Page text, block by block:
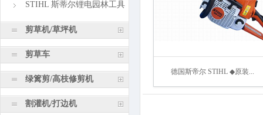
STIHL 斯蒂尔锂电园林工具
剪草机/草坪机
剪草车
绿篱剪/高枝修剪机
割灌机/打边机
德国斯帝尔 STIHL ◆原装...